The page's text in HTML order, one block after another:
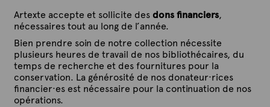
Artexte accepte et sollicite des dons financiers,
nécessaires tout au long de l’année.
Bien prendre soin de notre collection nécessite
plusieurs heures de travail de nos bibliothécaires, du
temps de recherche et des fournitures pour la
conservation. La générosité de nos donateur·rices
financier·es est nécessaire pour la continuation de nos
opérations.